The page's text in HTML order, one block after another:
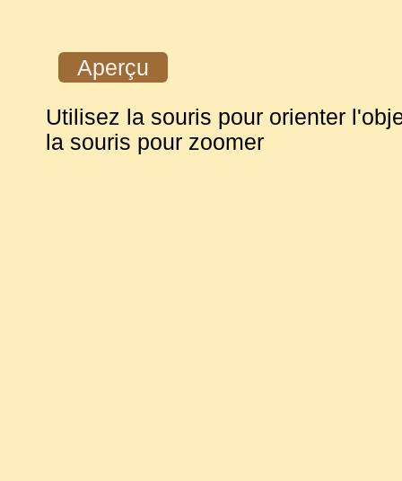
Aperçu
Utilisez la souris pour orienter
la souris pour zoomer